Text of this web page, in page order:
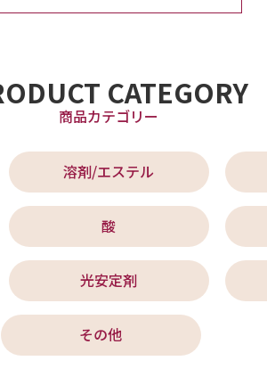
CATEGORY
商品カテゴリー
溶剤/エステル
酸
光安定剤
その他